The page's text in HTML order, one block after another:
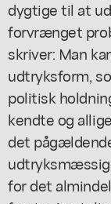
dygtige til at
forvrænget
skriver: Man
udtryksform,
politisk
kendte og
det
for det